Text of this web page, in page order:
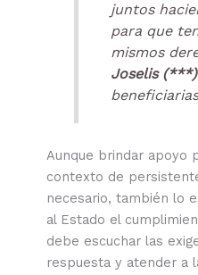
juntos
para que
mismos
Joselis (***)
Aunque brindar apoyo
contexto de
necesario, también lo
al Estado el
debe escuchar las
respuesta y atender a